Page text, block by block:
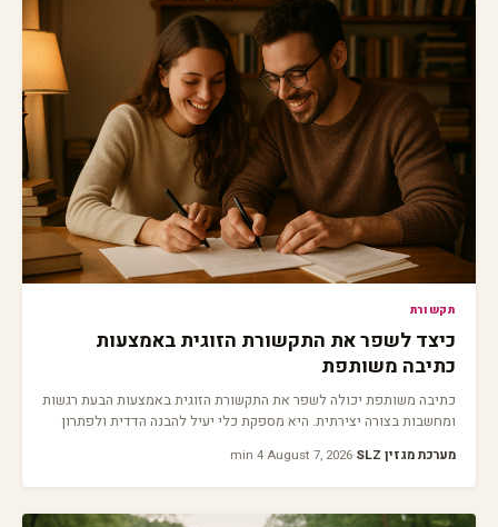
תקשורת
כיצד לשפר את התקשורת הזוגית באמצעות
כתיבה משותפת
כתיבה משותפת יכולה לשפר את התקשורת הזוגית באמצעות הבעת רגשות
ומחשבות בצורה יצירתית. היא מספקת כלי יעיל להבנה הדדית ולפתרון
מערכת מגזין SLZ ·
August 7, 2026
·
4 min